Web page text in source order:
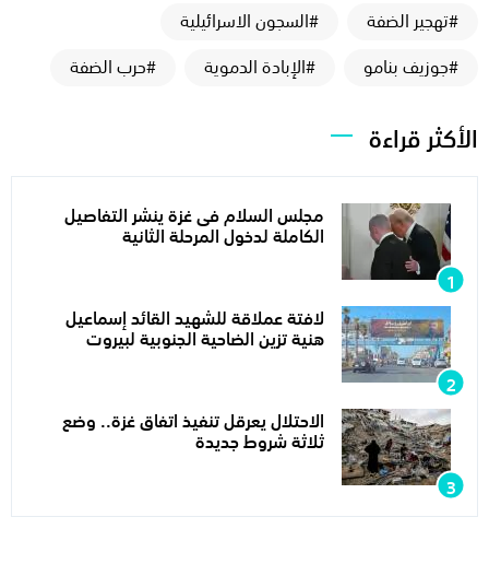
#تهجير الضفة
#السجون الاسرائيلية
#جوزيف بنامو
#الإبادة الدموية #حرب الضفة
الأكثر قراءة
مجلس السلام فى غزة ينشر التفاصيل
الكاملة لدخول المرحلة الثانية
لافتة عملاقة للشهيد القائد إسماعيل
هنية تزين الضاحية الجنوبية لبيروت
الاحتلال يعرقل تنفيذ اتفاق غزة.. وضع
ثلاثة شروط جديدة